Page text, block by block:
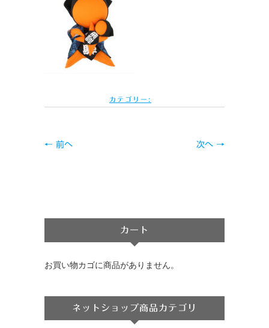
カテゴリー:
← 前へ 次へ →
カート
お買い物カゴに商品がありません。
ネットショップ商品カテゴリ